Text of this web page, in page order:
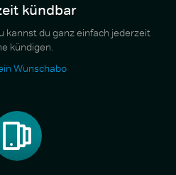
kündbar
kannst du ganz einfach jederzeit
kündigen.
Wunschabo